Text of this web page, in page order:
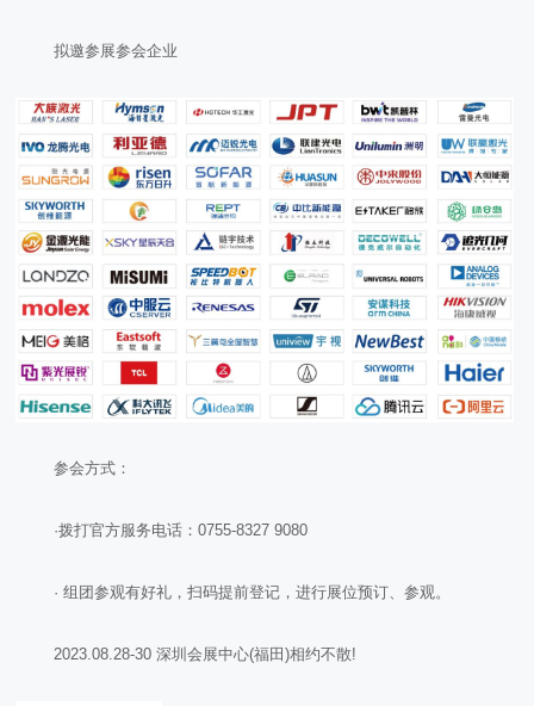
拟邀参展参会企业
参会方式：
·拨打官方服务电话：0755-8327 9080
· 组团参观有好礼，扫码提前登记，进行展位预订、参观。
2023.08.28-30 深圳会展中心(福田)相约不散!